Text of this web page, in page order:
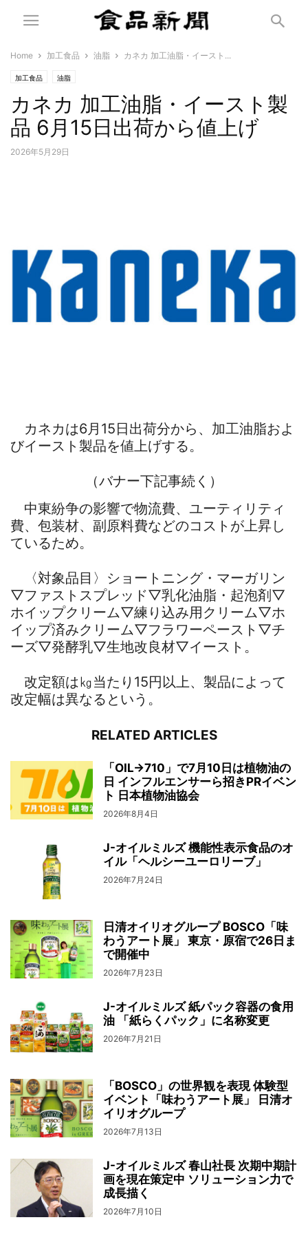
Home 加工食品 油脂 カネカ 加工油脂・イースト...
加工食品 油脂
カネカ 加工油脂・イースト製
品 6月15日出荷から値上げ
2026年5月29日
カネカは6月15日出荷分から、加工油脂およ
びイースト製品を値上げする。
（バナー下記事続く）
中東紛争の影響で物流費、ユーティリティ
費、包装材、副原料費などのコストが上昇し
ているため。
〈対象品目〉ショートニング・マーガリン
▽ファストスプレッド▽乳化油脂・起泡剤▽
ホイップクリーム▽練り込み用クリーム▽ホ
イップ済みクリーム▽フラワーペースト▽チ
ーズ▽発酵乳▽生地改良材▽イースト。
改定額は㎏当たり15円以上、製品によって
改定幅は異なるという。
RELATED ARTICLES
「OIL→710」で7月10日は植物油の
日 インフルエンサーら招きPRイベン
ト 日本植物油協会
2026年8月4日
J-オイルミルズ 機能性表示食品のオ
イル「ヘルシーユーロリーブ」
2026年7月24日
日清オイリオグループ BOSCO「味
わうアート展」 東京・原宿で26日ま
で開催中
2026年7月23日
J-オイルミルズ 紙パック容器の食用
油 「紙らくパック」に名称変更
2026年7月21日
「BOSCO」の世界観を表現 体験型
イベント「味わうアート展」 日清オ
イリオグループ
2026年7月13日
J-オイルミルズ 春山社長 次期中期計
画を現在策定中 ソリューション力で
成長描く
2026年7月10日